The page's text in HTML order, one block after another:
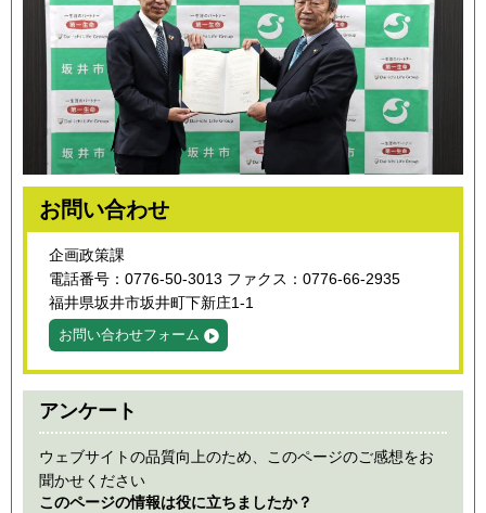
お問い合わせ
企画政策課
電話番号：0776-50-3013 ファクス：0776-66-2935
福井県坂井市坂井町下新庄1-1
お問い合わせフォーム
アンケート
ウェブサイトの品質向上のため、このページのご感想をお
聞かせください
このページの情報は役に立ちましたか？